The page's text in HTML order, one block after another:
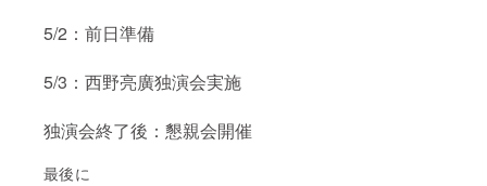
5/2：前日準備
5/3：西野亮廣独演会実施
独演会終了後：懇親会開催
最後に